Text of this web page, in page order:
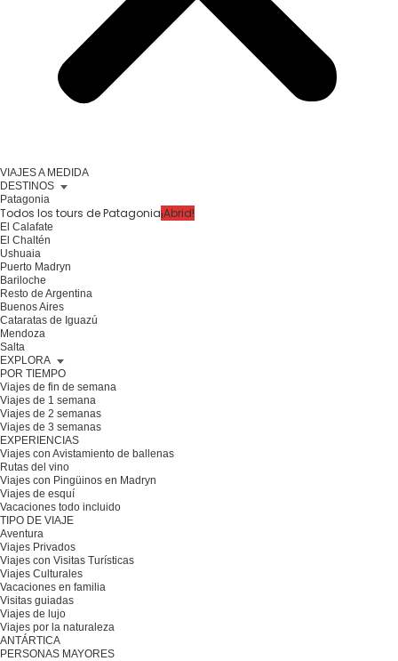
VIAJES A MEDIDA
DESTINOS
Patagonia
Todos los tours de Patagonia¡Abrid!
El Calafate
El Chaltén
Ushuaia
Puerto Madryn
Bariloche
Resto de Argentina
Buenos Aires
Cataratas de Iguazú
Mendoza
Salta
EXPLORA
POR TIEMPO
Viajes de fin de semana
Viajes de 1 semana
Viajes de 2 semanas
Viajes de 3 semanas
EXPERIENCIAS
Viajes con Avistamiento de ballenas
Rutas del vino
Viajes con Pingüinos en Madryn
Viajes de esquí
Vacaciones todo incluido
TIPO DE VIAJE
Aventura
Viajes Privados
Viajes con Visitas Turísticas
Viajes Culturales
Vacaciones en familia
Visitas guiadas
Viajes de lujo
Viajes por la naturaleza
ANTÁRTICA
PERSONAS MAYORES